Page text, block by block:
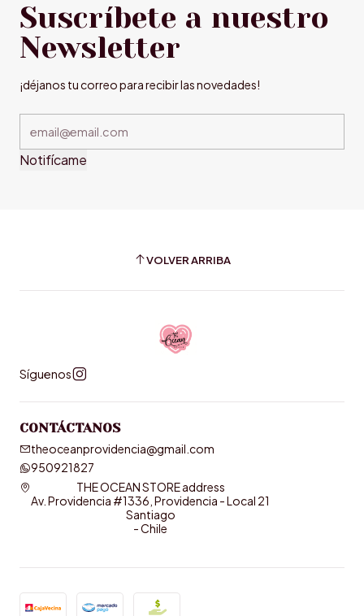
Suscríbete a nuestro
Newsletter
¡déjanos tu correo para recibir las novedades!
Notifícame
VOLVER ARRIBA
Síguenos
CONTÁCTANOS
theoceanprovidencia@gmail.com
950921827
THE OCEAN STORE address
Av. Providencia #1336, Providencia - Local 21
Santiago
- Chile